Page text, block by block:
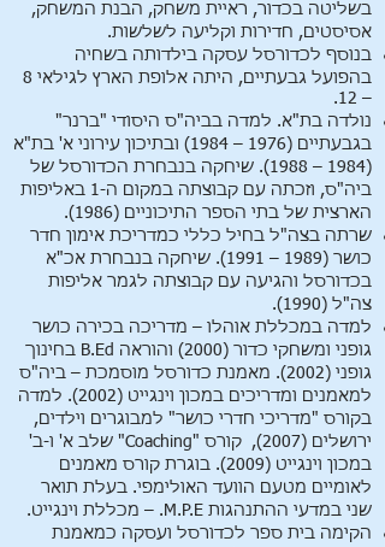
בשליטה בכדור, ראיית משחק, הבנת המשחק,
אסיסטים, חדירות וקליעה לשלשות.
בנוסף לכדורסל עסקה בילדותה בשחיה
בהפועל גבעתיים, היתה אלופת הארץ לגילאי 8
– 12.
נולדה בת"א. למדה בביה"ס היסודי "ברנר"
בגבעתיים (1976 – 1984) ובתיכון עירוני א' בת"א
(1984 – 1988). שיחקה בנבחרת הכדורסל של
ביה"ס, וזכתה עם קבוצתה במקום ה-1 באליפות
הארצית של בתי הספר התיכוניים (1986).
שרתה בצה"ל בחיל כללי כמדריכת אימון חדר
כושר (1989 – 1991). שיחקה בנבחרת אכ"א
בכדורסל והגיעה עם קבוצתה לגמר אליפות
צה"ל (1990).
למדה במכללת אוהלו – מדריכה בכירה כושר
גופני ומשחקי כדור (2000) והוראה B.Ed בחינוך
גופני (2002). מאמנת כדורסל מוסמכת – ביה"ס
למאמנים ומדריכים במכון וינגייט (2002). למדה
בקורס "מדריכי חדרי כושר" למבוגרים וילדים,
ירושלים (2007), קורס "Coaching" שלב א' ו-ב'
במכון וינגייט (2009). בוגרת קורס מאמנים
לאומיים מטעם הוועד האולימפי. בעלת תואר
שני במדעי ההתנהגות M.P.E. – מכללת וינגייט.
הקימה בית ספר לכדורסל ועסקה כמאמנת